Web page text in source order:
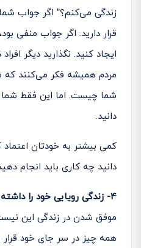
زندگی می­‌کنم؟” اگر جواب
قرار دارید. اگر جواب منفی
ایجاد کنید. نگذارید دیگر
مردم همیشه فکر می­‌کنند که
شما چیست. اما این فقط
دانید.
کمی بیشتر به خودتان
دانید چه کاری باید انجام
4- زندگی رویایی خود را داشته باشید
موفق شدن در زندگی این
همه چیز در سر جای خود